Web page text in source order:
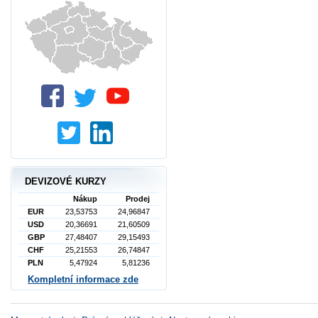
DEVIZOVÉ KURZY
Nákup
Prodej
EUR
23,53753
24,96847
USD
20,36691
21,60509
GBP
27,48407
29,15493
CHF
25,21553
26,74847
PLN
5,47924 5,81236
Kompletní informace zde